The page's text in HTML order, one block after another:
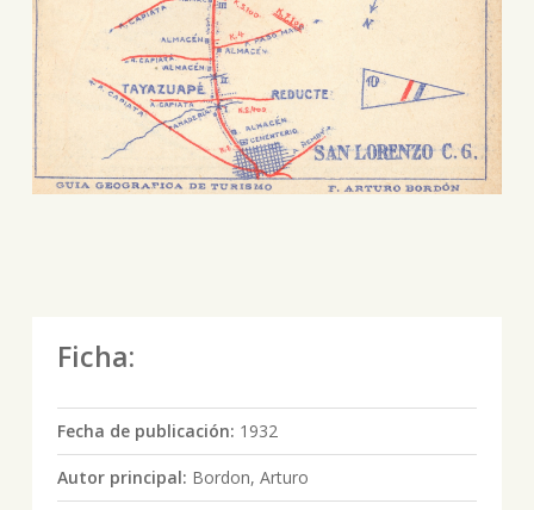
Ficha:
Fecha de publicación: 1932
Autor principal: Bordon, Arturo